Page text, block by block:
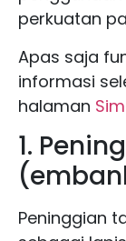
perkuatan
Apas saja
informasi
halaman
1.
Peninggian